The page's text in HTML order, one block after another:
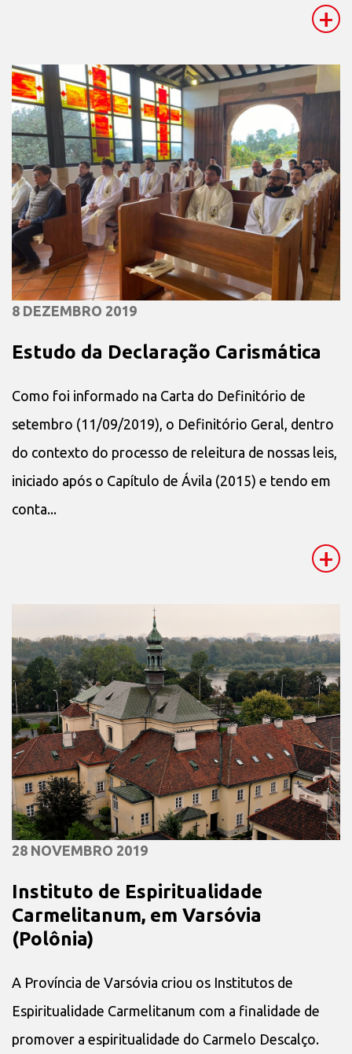
+
8 DEZEMBRO 2019
Estudo da Declaração Carismática
Como foi informado na Carta do Definitório de
setembro (11/09/2019), o Definitório Geral, dentro
do contexto do processo de releitura de nossas leis,
iniciado após o Capítulo de Ávila (2015) e tendo em
conta...
+
28 NOVEMBRO 2019
Instituto de Espiritualidade
Carmelitanum, em Varsóvia
(Polônia)
A Província de Varsóvia criou os Institutos de
Espiritualidade Carmelitanum com a finalidade de
promover a espiritualidade do Carmelo Descalço.